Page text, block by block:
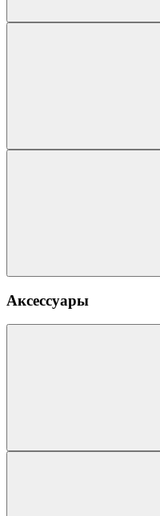
Аксессуары